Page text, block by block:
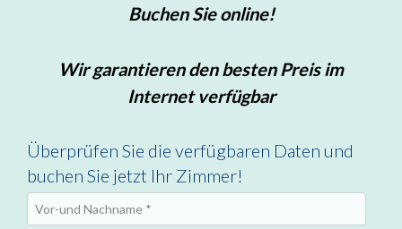
Buchen Sie online!
Wir garantieren den besten Preis im
Internet verfügbar
Überprüfen Sie die verfügbaren Daten und
buchen Sie jetzt Ihr Zimmer!